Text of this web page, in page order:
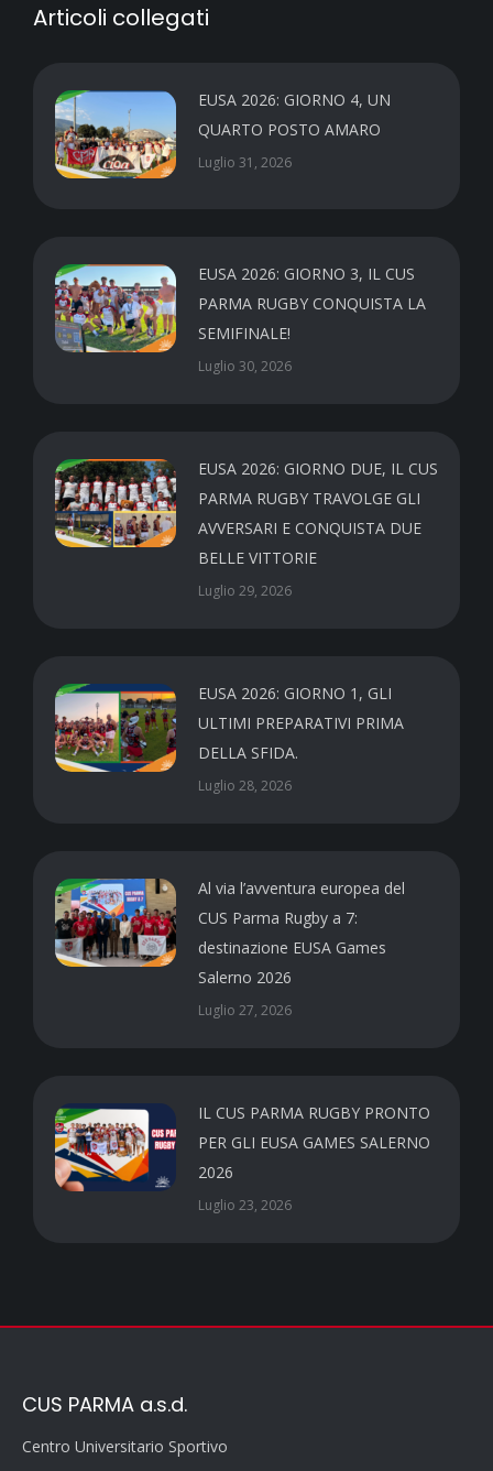
Articoli collegati
EUSA 2026: GIORNO 4, UN
QUARTO POSTO AMARO
Luglio 31, 2026
EUSA 2026: GIORNO 3, IL CUS
PARMA RUGBY CONQUISTA LA
SEMIFINALE!
Luglio 30, 2026
EUSA 2026: GIORNO DUE, IL CUS
PARMA RUGBY TRAVOLGE GLI
AVVERSARI E CONQUISTA DUE
BELLE VITTORIE
Luglio 29, 2026
EUSA 2026: GIORNO 1, GLI
ULTIMI PREPARATIVI PRIMA
DELLA SFIDA.
Luglio 28, 2026
Al via l’avventura europea del
CUS Parma Rugby a 7:
destinazione EUSA Games
Salerno 2026
Luglio 27, 2026
IL CUS PARMA RUGBY PRONTO
PER GLI EUSA GAMES SALERNO
2026
Luglio 23, 2026
CUS PARMA a.s.d.
Centro Universitario Sportivo